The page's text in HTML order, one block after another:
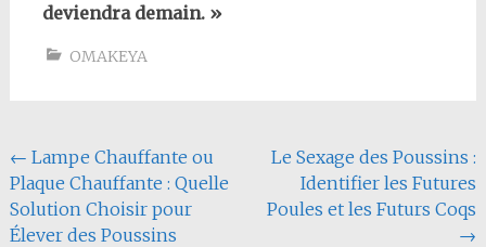
deviendra demain. »
OMAKEYA
Navigation
de
l'article
← Lampe Chauffante ou
Plaque Chauffante : Quelle
Solution Choisir pour
Élever des Poussins
Le Sexage des Poussins :
Identifier les Futures
Poules et les Futurs Coqs
→